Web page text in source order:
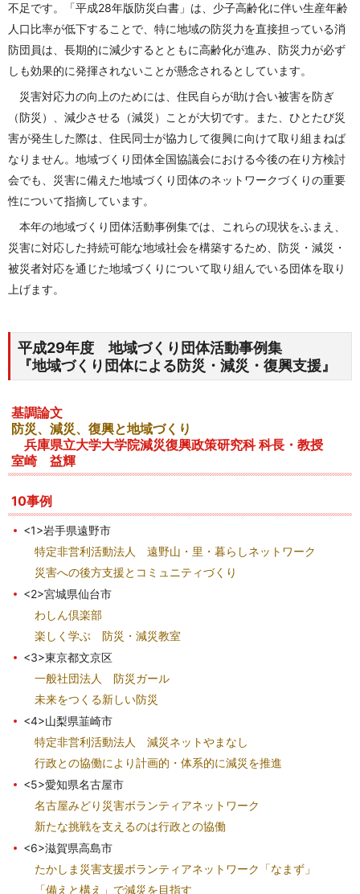
不足です。「平成28年版防災白書」は、少子高齢化に伴い生産年齢
人口比率が低下することで、特に地域の防災力を直接担っている消
防団員は、長期的に減少するとともに高齢化が進み、防災力が必ず
しも効果的に発揮されないことが懸念されるとしています。
災害対応力の向上のためには、住民自らが助け合い被害を防ぎ
（防災）、減少させる（減災）ことが大切です。また、ひとたび災
害が発生した際は、住民同士が協力して復興に向けて取り組まねば
なりません。地域づくり団体全国協議会における今後の在り方検討
会でも、災害に備えた地域づくり団体のネットワークづくりの重要
性について指摘しています。
本年の地域づくり団体活動事例集では、これらの現状をふまえ、
災害に対応した持続可能な地域社会を構築するため、防災・減災・
被災者対応を通じた地域づくりについて取り組んでいる団体を取り
上げます。
平成29年度 地域づくり団体活動事例集
『地域づくり団体による防災・減災・復興支援』
基調論文
防災、減災、復興と地域づくり
兵庫県立大学大学院減災復興政策研究科 科長・教授
室崎 益輝
10事例
<1>岩手県遠野市
特定非営利活動法人 遠野山・里・暮らしネットワーク
災害への後方支援とコミュニティづくり
<2>宮城県仙台市
わしん倶楽部
楽しく学ぶ 防災・減災教室
<3>東京都文京区
一般社団法人 防災ガール
未来をつくる新しい防災
<4>山梨県韮崎市
特定非営利活動法人 減災ネットやまなし
行政との協働により計画的・体系的に減災を推進
<5>愛知県名古屋市
名古屋みどり災害ボランティアネットワーク
新たな挑戦を支えるのは行政との協働
<6>滋賀県高島市
たかしま災害支援ボランティアネットワーク「なまず」
「備えと構え」で減災を目指す